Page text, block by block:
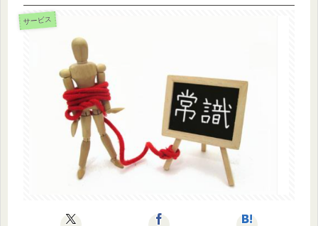
サービス